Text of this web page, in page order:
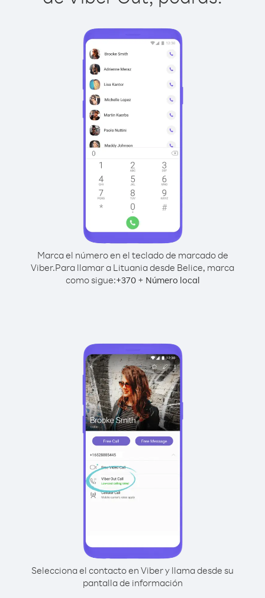
Marca el número en el teclado de marcado de
Viber.Para llamar a Lituania desde Belice, marca
como sigue:+370+ Número local
Selecciona el contacto en Viber y llama desde su
pantalla de información